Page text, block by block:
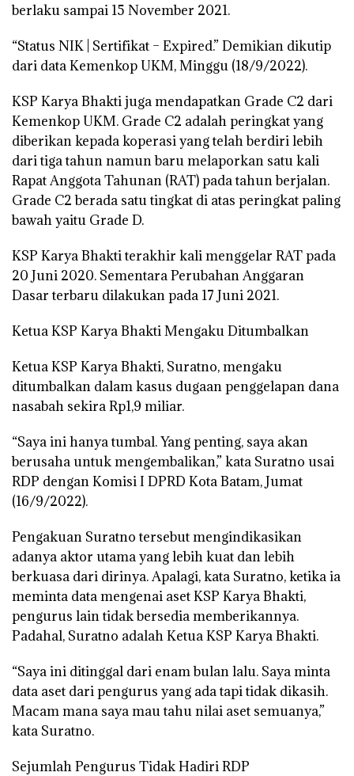
berlaku sampai 15 November 2021.
“Status NIK | Sertifikat – Expired.” Demikian dikutip
dari data Kemenkop UKM, Minggu (18/9/2022).
KSP Karya Bhakti juga mendapatkan Grade C2 dari
Kemenkop UKM. Grade C2 adalah peringkat yang
diberikan kepada koperasi yang telah berdiri lebih
dari tiga tahun namun baru melaporkan satu kali
Rapat Anggota Tahunan (RAT) pada tahun berjalan.
Grade C2 berada satu tingkat di atas peringkat paling
bawah yaitu Grade D.
KSP Karya Bhakti terakhir kali menggelar RAT pada
20 Juni 2020. Sementara Perubahan Anggaran
Dasar terbaru dilakukan pada 17 Juni 2021.
Ketua KSP Karya Bhakti Mengaku Ditumbalkan
Ketua KSP Karya Bhakti, Suratno, mengaku
ditumbalkan dalam kasus dugaan penggelapan dana
nasabah sekira Rp1,9 miliar.
“Saya ini hanya tumbal. Yang penting, saya akan
berusaha untuk mengembalikan,” kata Suratno usai
RDP dengan Komisi I DPRD Kota Batam, Jumat
(16/9/2022).
Pengakuan Suratno tersebut mengindikasikan
adanya aktor utama yang lebih kuat dan lebih
berkuasa dari dirinya. Apalagi, kata Suratno, ketika ia
meminta data mengenai aset KSP Karya Bhakti,
pengurus lain tidak bersedia memberikannya.
Padahal, Suratno adalah Ketua KSP Karya Bhakti.
“Saya ini ditinggal dari enam bulan lalu. Saya minta
data aset dari pengurus yang ada tapi tidak dikasih.
Macam mana saya mau tahu nilai aset semuanya,”
kata Suratno.
Sejumlah Pengurus Tidak Hadiri RDP